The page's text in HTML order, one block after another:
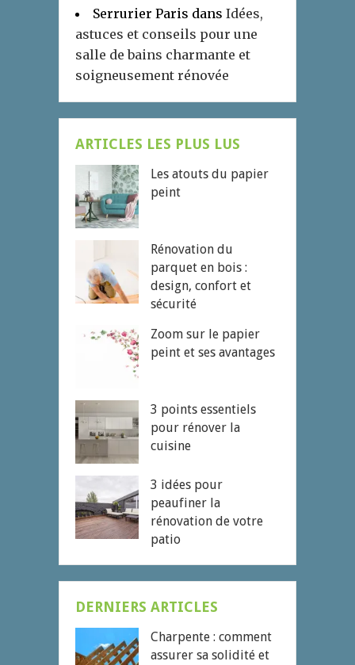
Serrurier Paris dans Idées,
astuces et conseils pour une
salle de bains charmante et
soigneusement rénovée
ARTICLES LES PLUS LUS
Les atouts du papier
peint
Rénovation du
parquet en bois :
design, confort et
sécurité
Zoom sur le papier
peint et ses avantages
3 points essentiels
pour rénover la
cuisine
3 idées pour
peaufiner la
rénovation de votre
patio
DERNIERS ARTICLES
Charpente : comment
assurer sa solidité et